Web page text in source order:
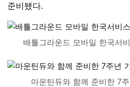
준비됐다.
배틀그라운드 모바일 한국서
마운틴듀와 함께 준비한 7